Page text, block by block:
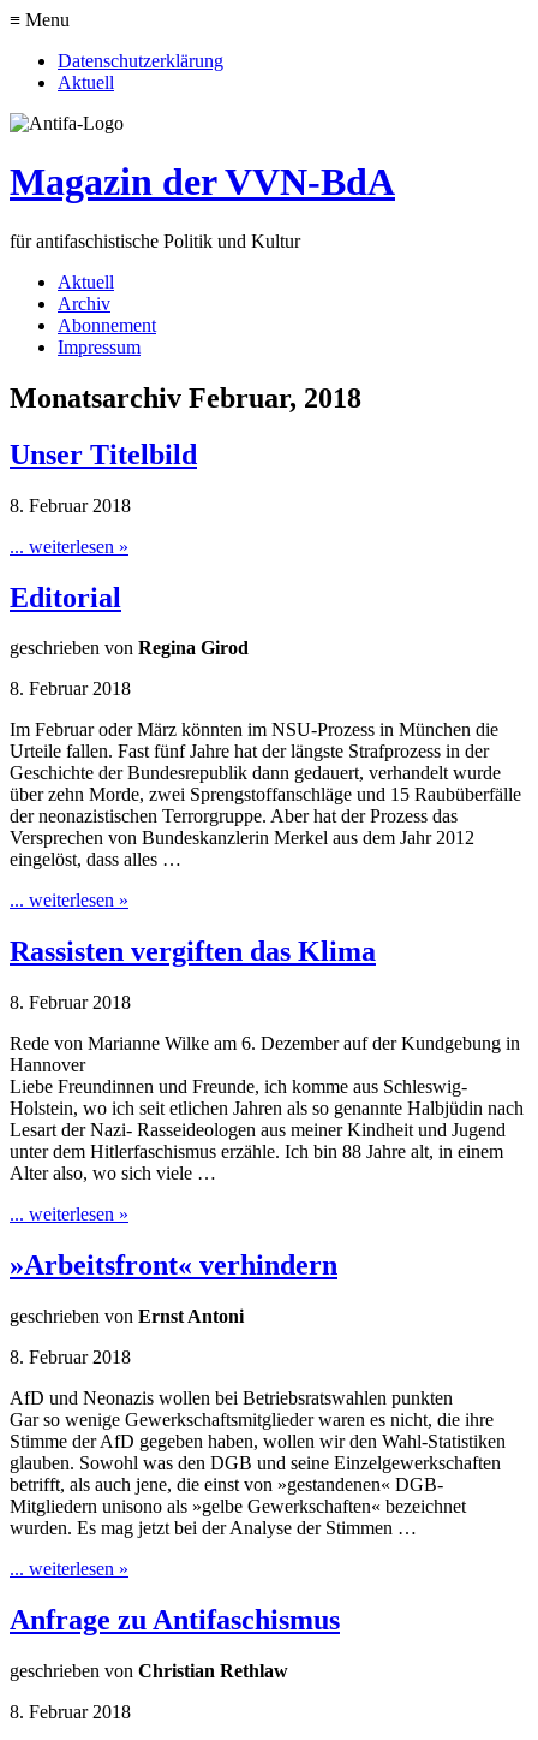
≡ Menu
Datenschutzerklärung
Aktuell
Magazin der VVN-BdA
für antifaschistische Politik und Kultur
Aktuell
Archiv
Abonnement
Impressum
Monatsarchiv Februar, 2018
Unser Titelbild
8. Februar 2018
... weiterlesen »
Editorial
geschrieben von Regina Girod
8. Februar 2018
Im Februar oder März könnten im NSU-Prozess in München die
Urteile fallen. Fast fünf Jahre hat der längste Strafprozess in der
Geschichte der Bundesrepublik dann gedauert, verhandelt wurde
über zehn Morde, zwei Sprengstoffanschläge und 15 Raubüberfälle
der neonazistischen Terrorgruppe. Aber hat der Prozess das
Versprechen von Bundeskanzlerin Merkel aus dem Jahr 2012
eingelöst, dass alles …
... weiterlesen »
Rassisten vergiften das Klima
8. Februar 2018
Rede von Marianne Wilke am 6. Dezember auf der Kundgebung in
Hannover
Liebe Freundinnen und Freunde, ich komme aus Schleswig-
Holstein, wo ich seit etlichen Jahren als so genannte Halbjüdin nach
Lesart der Nazi- Rasseideologen aus meiner Kindheit und Jugend
unter dem Hitlerfaschismus erzähle. Ich bin 88 Jahre alt, in einem
Alter also, wo sich viele …
... weiterlesen »
»Arbeitsfront« verhindern
geschrieben von Ernst Antoni
8. Februar 2018
AfD und Neonazis wollen bei Betriebsratswahlen punkten
Gar so wenige Gewerkschaftsmitglieder waren es nicht, die ihre
Stimme der AfD gegeben haben, wollen wir den Wahl-Statistiken
glauben. Sowohl was den DGB und seine Einzelgewerkschaften
betrifft, als auch jene, die einst von »gestandenen« DGB-
Mitgliedern unisono als »gelbe Gewerkschaften« bezeichnet
wurden. Es mag jetzt bei der Analyse der Stimmen …
... weiterlesen »
Anfrage zu Antifaschismus
geschrieben von Christian Rethlaw
8. Februar 2018